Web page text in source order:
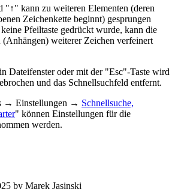
"↑" kann zu weiteren Elementen (deren
Zeichenkette beginnt) gesprungen
Pfeiltaste gedrückt wurde, kann die
(Anhängen) weiterer Zeichen verfeinert
Dateifenster oder mit der "Esc"-Taste wird
und das Schnellsuchfeld entfernt.
→ Einstellungen → Schnellsuche,
" können Einstellungen für die
werden.
by Marek Jasinski